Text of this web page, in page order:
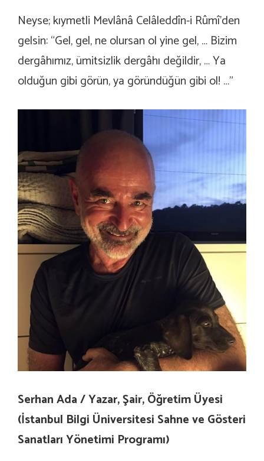
Neyse; kıymetli Mevlânâ Celâleddîn-i Rûmî’den
gelsin: “Gel, gel, ne olursan ol yine gel, … Bizim
dergâhımız, ümitsizlik dergâhı değildir, … Ya
olduğun gibi görün, ya göründüğün gibi ol! …”
Serhan Ada / Yazar, Şair, Öğretim Üyesi
(İstanbul Bilgi Üniversitesi Sahne ve Gösteri
Sanatları Yönetimi Programı)